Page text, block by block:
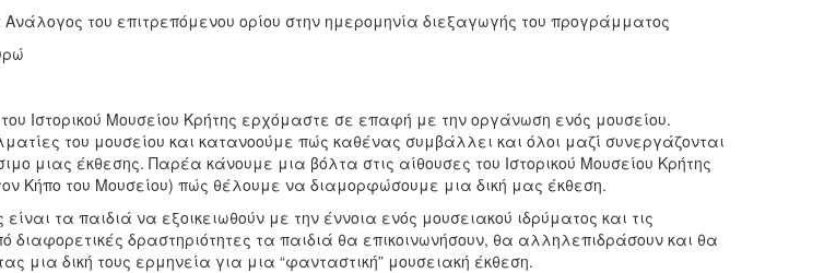
Ανάλογος του επιτρεπόμενου ορίου στην ημερομηνία διεξαγωγής του προγράμματος
Ιστορικού Μουσείου Κρήτης ερχόμαστε σε επαφή με την οργάνωση ενός μουσείου.
του μουσείου και κατανοούμε πώς καθένας συμβάλλει και όλοι μαζί συνεργάζονται
μιας έκθεσης. Παρέα κάνουμε μια βόλτα στις αίθουσες του Ιστορικού Μουσείου Κρήτης
Κήπο του Μουσείου) πώς θέλουμε να διαμορφώσουμε μια δική μας έκθεση.
τα παιδιά να εξοικειωθούν με την έννοια ενός μουσειακού ιδρύματος και τις
διαφορετικές δραστηριότητες τα παιδιά θα επικοινωνήσουν, θα αλληλεπιδράσουν και θα
μια δική τους ερμηνεία για μια “φανταστική” μουσειακή έκθεση.